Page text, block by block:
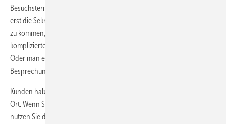
Besuchstermin zu vereinbaren ist recht schwierig. Häufig erreicht man
erst die Sekretärin. Um an der Sekretärin oder Telefonzentrale vorbei
zu kommen, gibt es einige Möglichkeiten. Man stellt ihr eine
komplizierte Frage, sodass man mit dem Entscheider verbunden wird.
Oder man erwähnt, dass man schon im Angebot einen
Besprechungstermin/Anruftermin vereinbart hat.
Kunden haben nicht immer Lust auf eine Angebotsbesprechung vor
Ort. Wenn Sie beim Kunden telefonisch Ihren Besuch anmelden,
nutzen Sie diese neue Strategie bei der Sekretärin und beim